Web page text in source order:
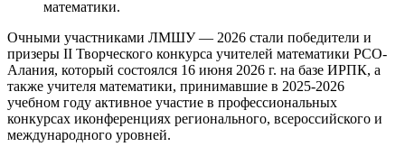
математики.
Очными участниками ЛМШУ — 2026 стали победители и
призеры II Творческого конкурса учителей математики РСО-
Алания, который состоялся 16 июня 2026 г. на базе ИРПК, а
также учителя математики, принимавшие в 2025-2026
учебном году активное участие в профессиональных
конкурсах иконференциях регионального, всероссийского и
международного уровней.